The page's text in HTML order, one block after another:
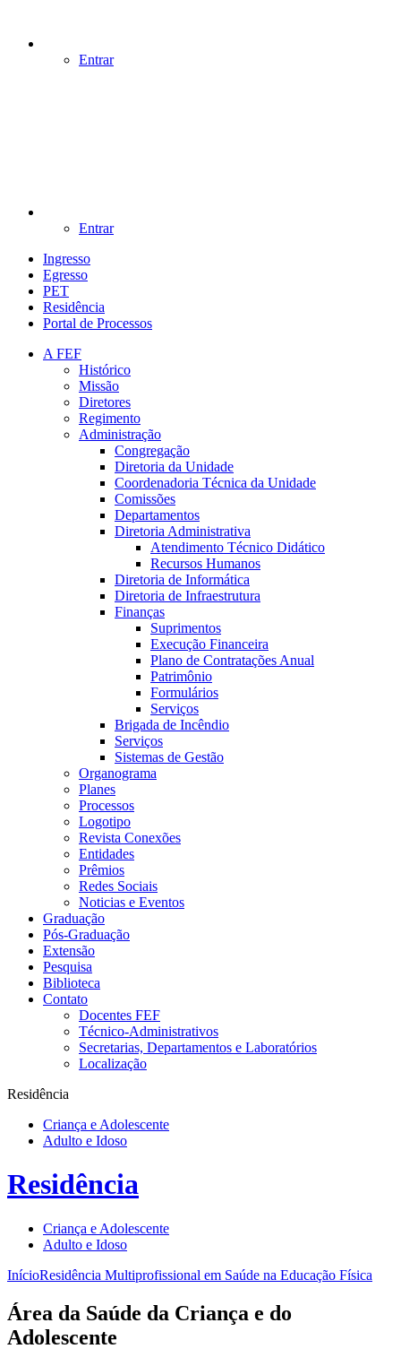
Entrar
Entrar
Ingresso
Egresso
PET
Residência
Portal de Processos
A FEF
Histórico
Missão
Diretores
Regimento
Administração
Congregação
Diretoria da Unidade
Coordenadoria Técnica da Unidade
Comissões
Departamentos
Diretoria Administrativa
Atendimento Técnico Didático
Recursos Humanos
Diretoria de Informática
Diretoria de Infraestrutura
Finanças
Suprimentos
Execução Financeira
Plano de Contratações Anual
Patrimônio
Formulários
Serviços
Brigada de Incêndio
Serviços
Sistemas de Gestão
Organograma
Planes
Processos
Logotipo
Revista Conexões
Entidades
Prêmios
Redes Sociais
Noticias e Eventos
Graduação
Pós-Graduação
Extensão
Pesquisa
Biblioteca
Contato
Docentes FEF
Técnico-Administrativos
Secretarias, Departamentos e Laboratórios
Localização
Residência
Criança e Adolescente
Adulto e Idoso
Residência
Criança e Adolescente
Adulto e Idoso
InícioResidência Multiprofissional em Saúde na Educação Física
Área da Saúde da Criança e do
Adolescente